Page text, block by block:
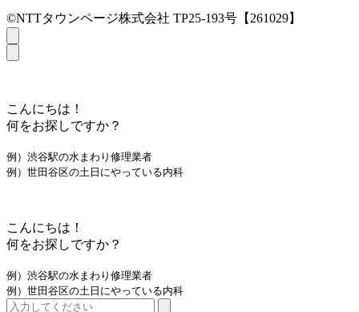
©NTTタウンページ株式会社 TP25-193号【261029】
こんにちは！
何をお探しですか？
例）渋谷駅の水まわり修理業者
例）世田谷区の土日にやっている内科
こんにちは！
何をお探しですか？
例）渋谷駅の水まわり修理業者
例）世田谷区の土日にやっている内科